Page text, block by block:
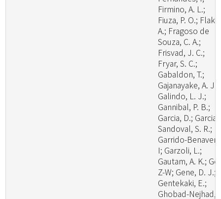
Firmino, A. L.;
Fiuza, P. O.;
A.; Fragoso de
Souza, C. A.;
Frisvad, J. C.;
Fryar, S. C.;
Gabaldon, T.;
Gajanayake, A. J.;
Galindo, L. J.;
Gannibal, P. B.;
Garcia, D.; Garcia-
Sandoval, S. R.;
Garrido-
I; Garzoli, L.;
Gautam, A. K.; Ge,
Z-W; Gene, D. J.;
Gentekaki, E.;
Ghobad-Nejhad,